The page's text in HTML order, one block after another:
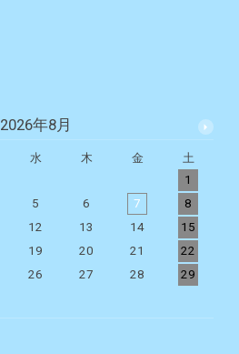
2026年8月
水 木 金
土
1
5 6 7
8
12 13 14
15
19 20 21
22
26 27 28
29